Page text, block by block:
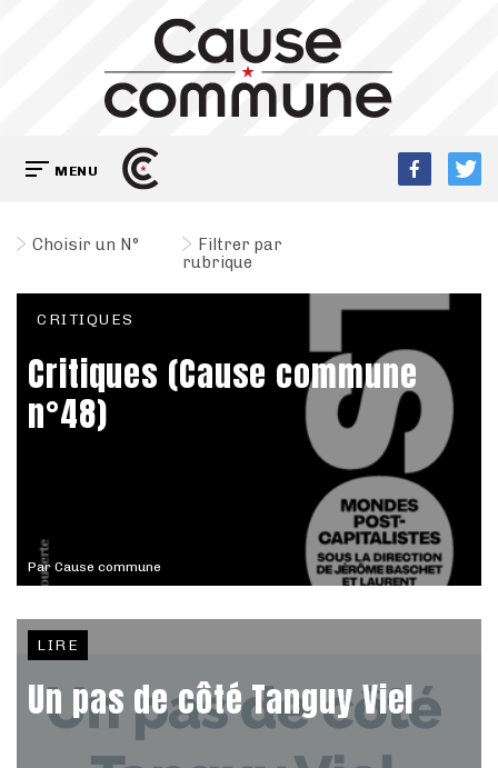
MENU
Choisir un N°
Filtrer par
rubrique
Par Cause commune
CRITIQUES
Critiques (Cause commune
n°48)
LIRE
Un pas de côté Tanguy Viel